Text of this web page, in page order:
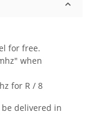
for free.
when
for R / 8
delivered in